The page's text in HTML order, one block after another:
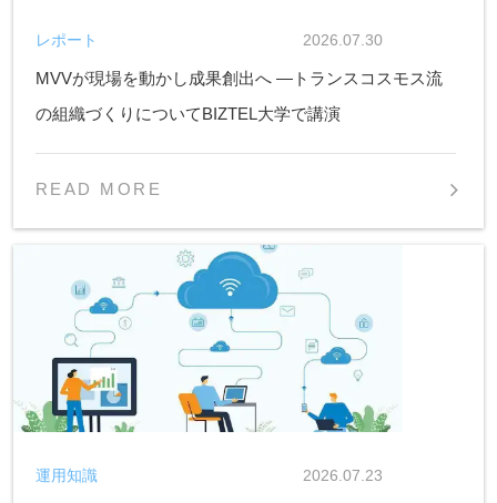
MVVが現場を動かし成果創出へ ―トランスコスモス流
の組織づくりについてBIZTEL大学で講演
2026.07.30
レポート
READ MORE
2026.07.23
運用知識